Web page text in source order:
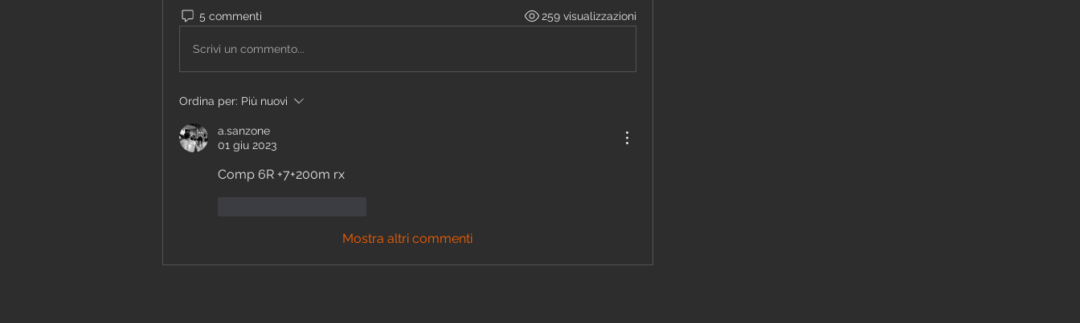
5 commenti 259 visualizzazioni
Scrivi un commento...
Ordina per: Più nuovi
a.sanzone
01 giu 2023
Comp 6R +7+200m rx
Mostra altri commenti